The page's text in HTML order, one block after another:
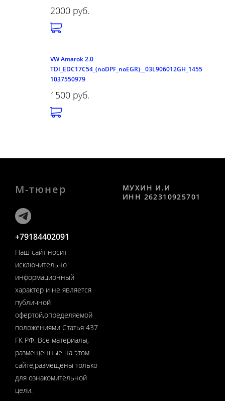
2000 руб.
VW Amarok 2.0
TDI_EDC17C54_(noDPF_noEGR)__03L906012GH_1455
1037550979
1500 руб.
М-тюнер
+79184402091
Наш сайт носит
исключительно
информационный
характер и не является
публичной
офертой,определяемой
положениями Статья 437
ГК РФ. Все материалы,
размещенные на этом
сайте,размещены только
для ознакомительной
цели.
МУХИН И.И
ИНН 262310925701